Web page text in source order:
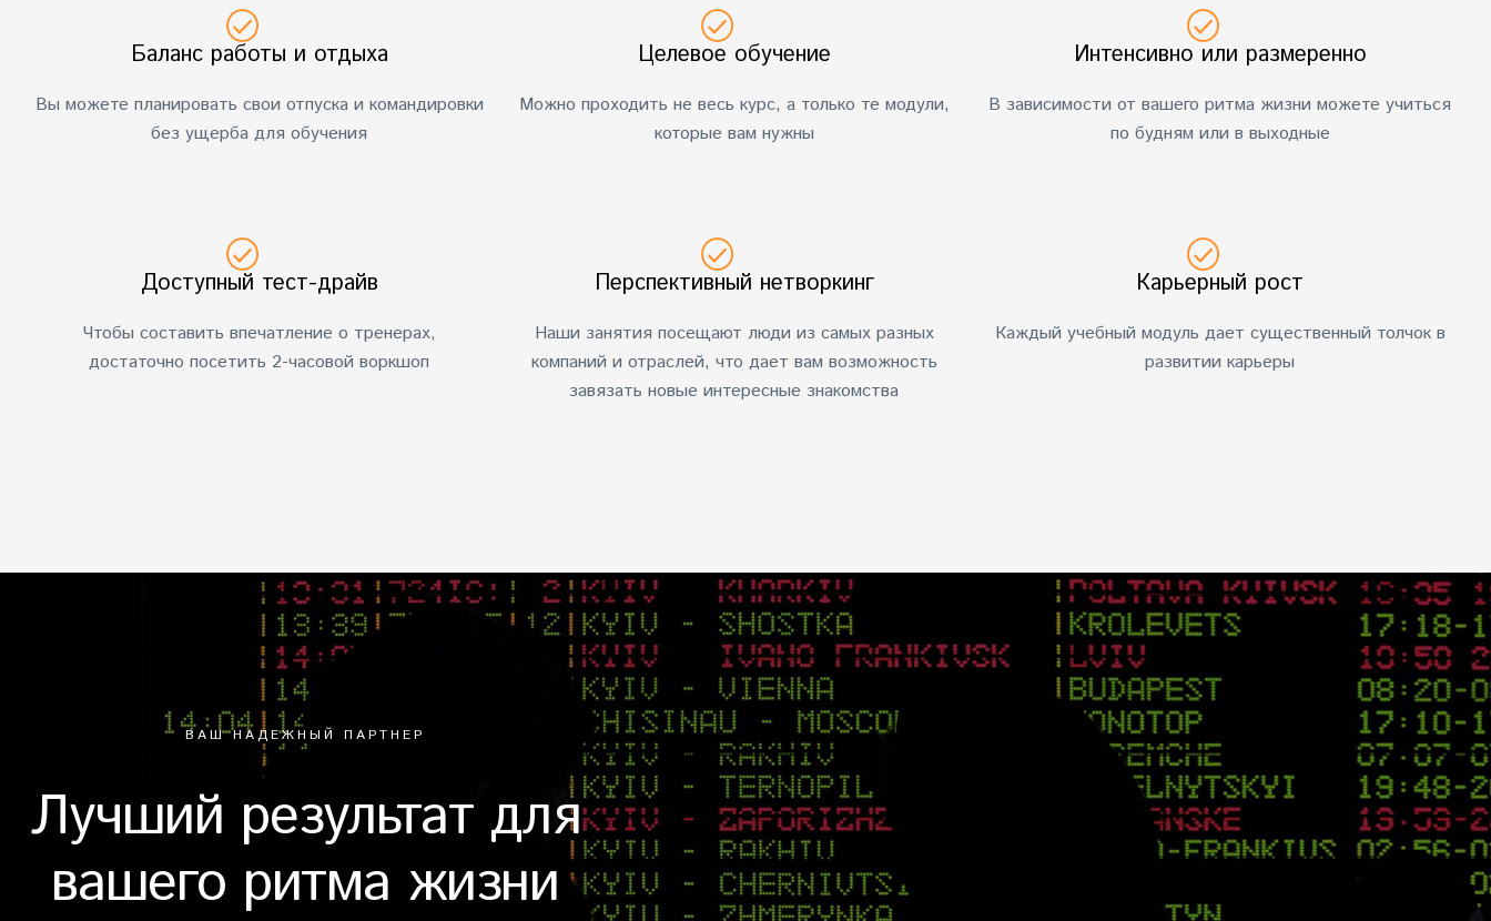
Баланс работы и отдыха
Вы можете планировать свои отпуска и командировки
без ущерба для обучения
Целевое обучение
Можно проходить не весь курс, а только те модули,
которые вам нужны
Интенсивно или размеренно
В зависимости от вашего ритма жизни можете учиться
по будням или в выходные
Доступный тест-драйв
Чтобы составить впечатление о тренерах,
достаточно посетить 2-часовой воркшоп
Перспективный нетворкинг
Наши занятия посещают люди из самых разных
компаний и отраслей, что дает вам возможность
завязать новые интересные знакомства
Карьерный рост
Каждый учебный модуль дает существенный толчок в
развитии карьеры
ВАШ НАДЕЖНЫЙ ПАРТНЕР
Лучший результат для
вашего ритма жизни